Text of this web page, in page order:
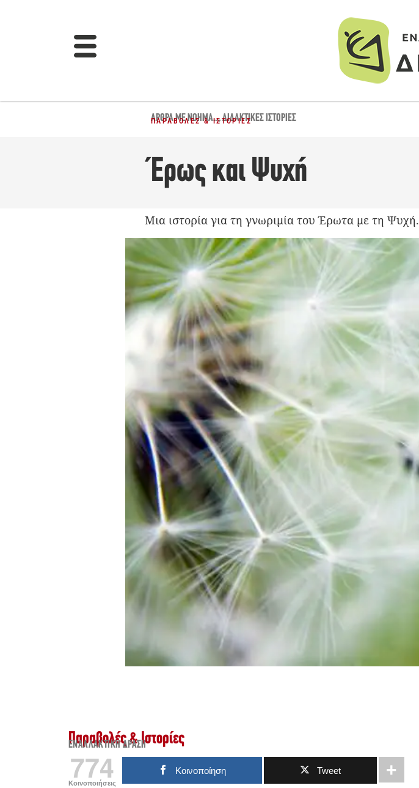
ΆΡΘΡΑ ΜΕ ΝΌΗΜΑ...,ΔΙΔΑΚΤΙΚΈΣ ΙΣΤΟΡΊΕΣ
ΠΑΡΑΒΟΛΈΣ & ΙΣΤΟΡΊΕΣ
Έρως και Ψυχή
Μια ιστορία για τη γνωριμία του Έρωτα με τη Ψυχή.
Παραβολές & Ιστορίες
ΕΝΑΛΛΑΚΤΙΚΉ ΔΡΆΣΗ
774
Κοινοποιήσεις
Κοινοποίηση Tweet